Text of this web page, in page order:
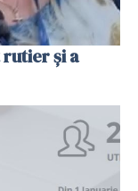
rutier și a